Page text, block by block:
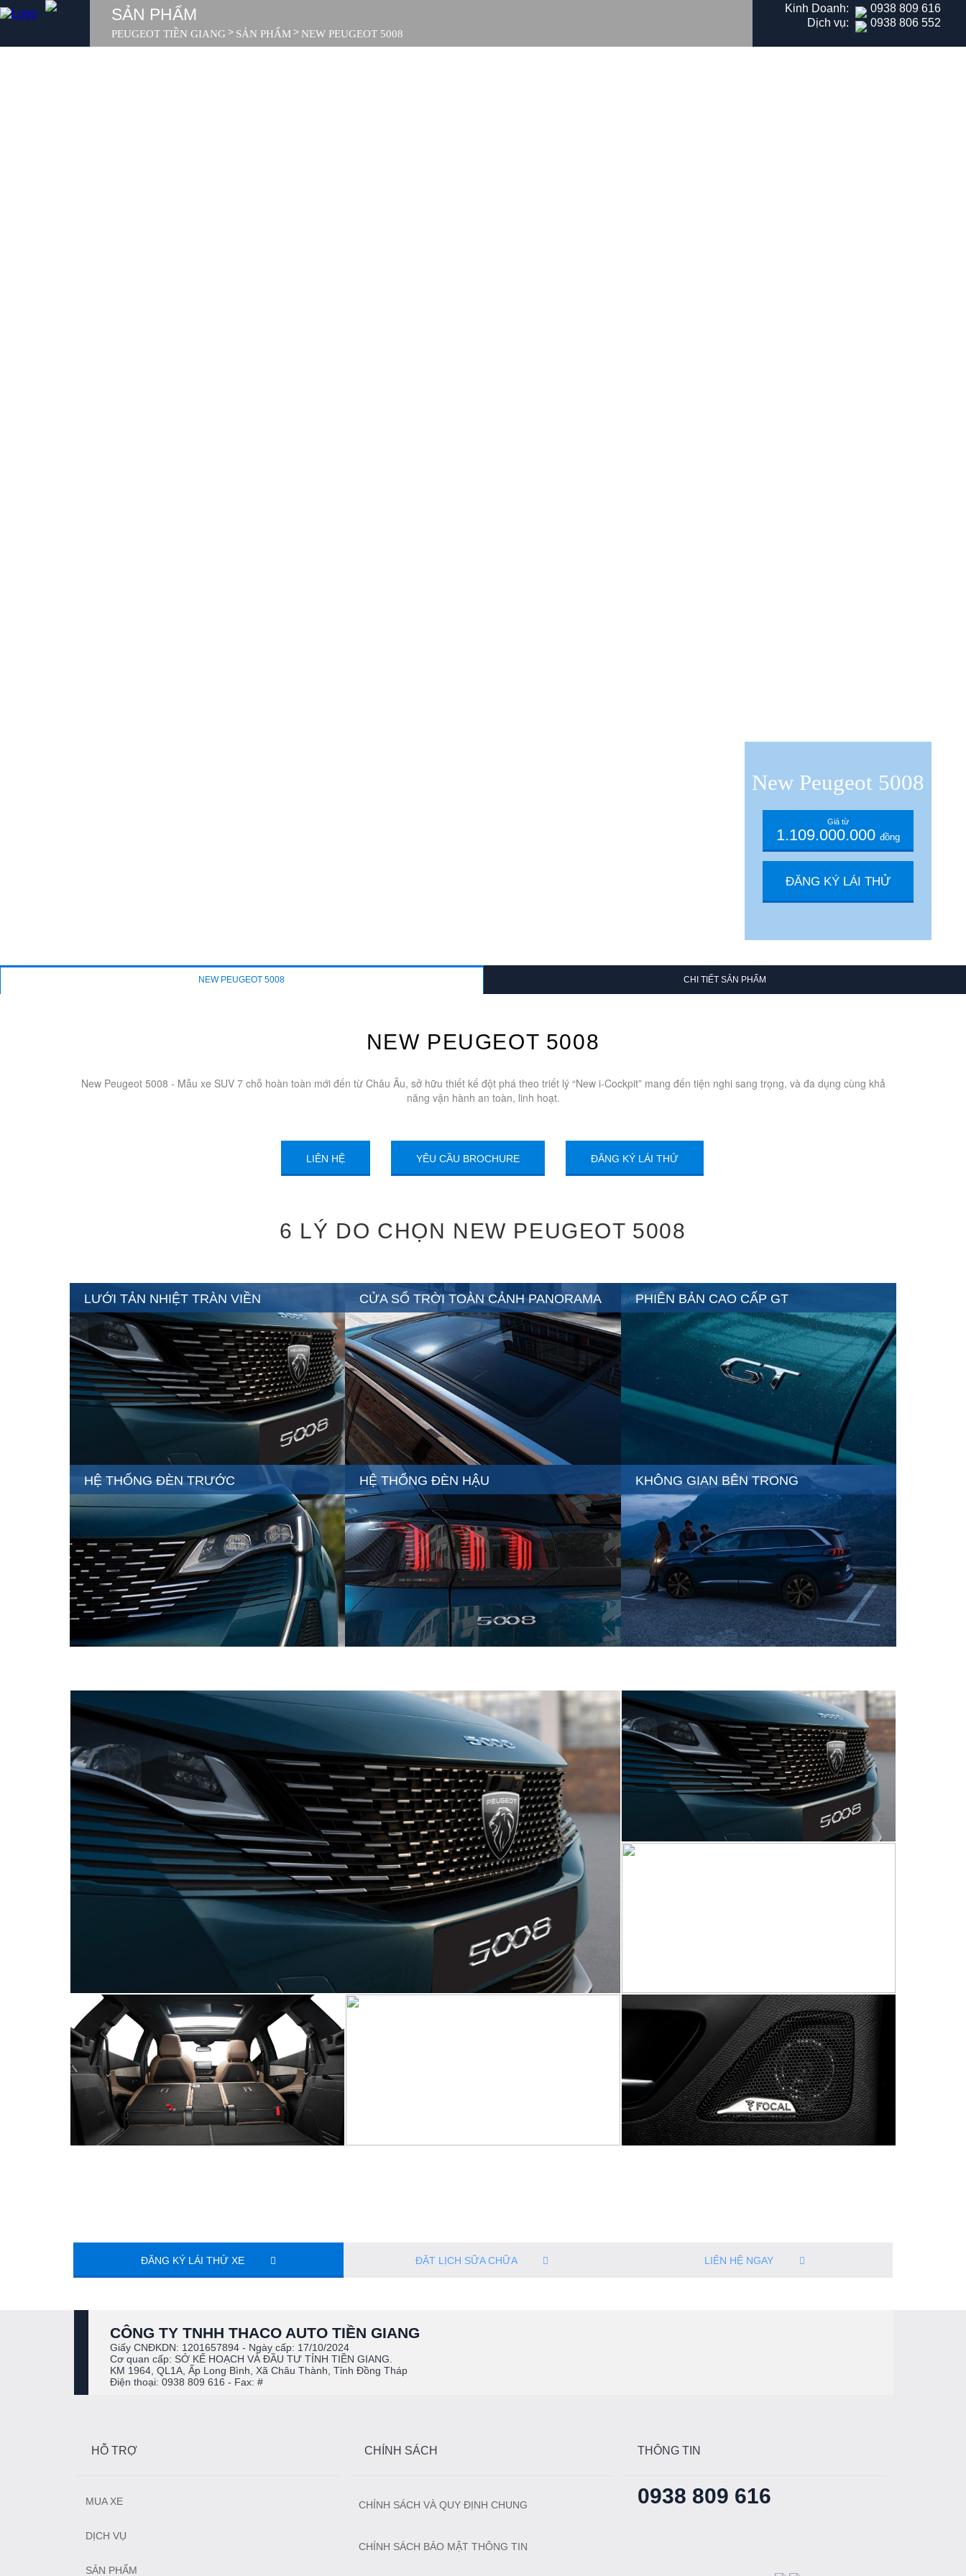
SẢN PHẨM
PEUGEOT TIỀN GIANG > SẢN PHẨM> NEW PEUGEOT 5008
Kinh Doanh:
0938 809 616
Dịch vụ:
0938 806 552
New Peugeot 5008
Giá từ
1.109.000.000 đồng
ĐĂNG KÝ LÁI THỬ
NEW PEUGEOT 5008 CHI TIẾT SẢN PHẨM
NEW PEUGEOT 5008
New Peugeot 5008 - Mẫu xe SUV 7 chỗ hoàn toàn mới đến từ Châu Âu, sở hữu thiết kế đột phá theo triết lý “New i-Cockpit” mang đến tiện nghi sang trọng, và đa dụng cùng khả
năng vận hành an toàn, linh hoạt.
LIÊN HỆ YÊU CẦU BROCHURE ĐĂNG KÝ LÁI THỬ
6 LÝ DO CHỌN NEW PEUGEOT 5008
LƯỚI TẢN NHIỆT TRÀN VIỀN CỬA SỔ TRỜI TOÀN CẢNH PANORAMA PHIÊN BẢN CAO CẤP GT
HỆ THỐNG ĐÈN TRƯỚC HỆ THỐNG ĐÈN HẬU KHÔNG GIAN BÊN TRONG
ĐĂNG KÝ LÁI THỬ XE ĐẶT LỊCH SỮA CHỮA LIÊN HỆ NGAY
CÔNG TY TNHH THACO AUTO TIỀN GIANG
Giấy CNĐKDN: 1201657894 - Ngày cấp: 17/10/2024
Cơ quan cấp: SỞ KẾ HOẠCH VÀ ĐẦU TƯ TỈNH TIỀN GIANG.
KM 1964, QL1A, Ấp Long Bình, Xã Châu Thành, Tỉnh Đồng Tháp
Điện thoại: 0938 809 616 - Fax: #
HỖ TRỢ
MUA XE
DỊCH VỤ
SẢN PHẨM
CHÍNH SÁCH
CHÍNH SÁCH VÀ QUY ĐỊNH CHUNG
CHÍNH SÁCH BẢO MẬT THÔNG TIN
THÔNG TIN
0938 809 616